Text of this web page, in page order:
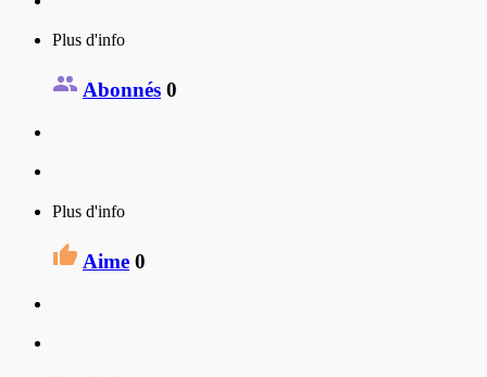
Plus d'info
Abonnés 0
Plus d'info
Aime 0